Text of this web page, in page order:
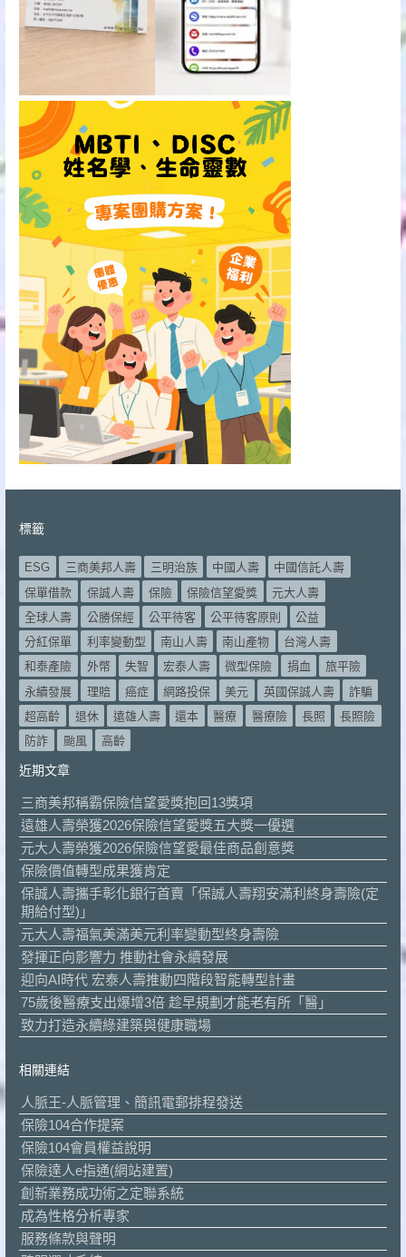
標籤
ESG 三商美邦人壽 三明治族 中國人壽
中國信託人壽
保單借款
保誠人壽 保險 保險信望愛獎
元大人壽
全球人壽
公勝保經 公平待客 公平待客原則
公益
分紅保單
利率變動型 南山人壽 南山產物
台灣人壽
和泰產險
外幣 失智 宏泰人壽 微型保險 捐血
旅平險
永續發展
理賠 癌症 網路投保 美元 英國保誠人壽
詐騙
超高齡
退休 遠雄人壽 還本 醫療 醫療險 長照
長照險
防詐
颱風 高齡
近期文章
三商美邦稱霸保險信望愛獎抱回13獎項
遠雄人壽榮獲2026保險信望愛獎五大獎一優選
元大人壽榮獲2026保險信望愛最佳商品創意獎
保險價值轉型成果獲肯定
保誠人壽攜手彰化銀行首賣「保誠人壽翔安滿利終身壽險(定
期給付型)」
元大人壽福氣美滿美元利率變動型終身壽險
發揮正向影響力 推動社會永續發展
迎向AI時代 宏泰人壽推動四階段智能轉型計畫
75歲後醫療支出爆增3倍 趁早規劃才能老有所「醫」
致力打造永續綠建築與健康職場
相關連結
人脈王-人脈管理、簡訊電郵排程發送
保險104合作提案
保險104會員權益說明
保險達人e指通(網站建置)
創新業務成功術之定聯系統
成為性格分析專家
服務條款與聲明